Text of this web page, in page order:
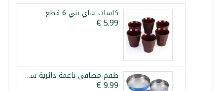
كاسات شاي بني 6 قطع
طقم مصافي ناعمة دائرية ستانلس ستيل